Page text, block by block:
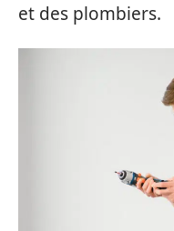
et des plombiers.